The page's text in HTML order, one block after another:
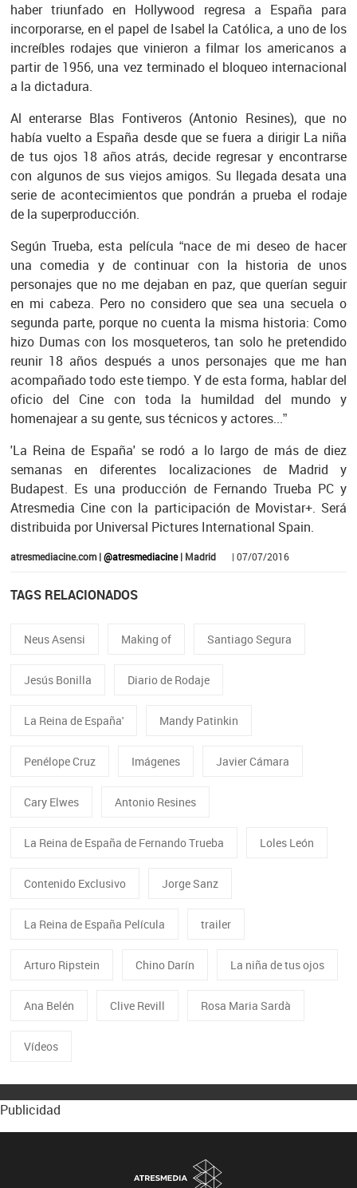
haber triunfado en Hollywood regresa a España para
incorporarse, en el papel de Isabel la Católica, a uno de los
increíbles rodajes que vinieron a filmar los americanos a
partir de 1956, una vez terminado el bloqueo internacional
a la dictadura.
Al enterarse Blas Fontiveros (Antonio Resines), que no
había vuelto a España desde que se fuera a dirigir La niña
de tus ojos 18 años atrás, decide regresar y encontrarse
con algunos de sus viejos amigos. Su llegada desata una
serie de acontecimientos que pondrán a prueba el rodaje
de la superproducción.
Según Trueba, esta película “nace de mi deseo de hacer
una comedia y de continuar con la historia de unos
personajes que no me dejaban en paz, que querían seguir
en mi cabeza. Pero no considero que sea una secuela o
segunda parte, porque no cuenta la misma historia: Como
hizo Dumas con los mosqueteros, tan solo he pretendido
reunir 18 años después a unos personajes que me han
acompañado todo este tiempo. Y de esta forma, hablar del
oficio del Cine con toda la humildad del mundo y
homenajear a su gente, sus técnicos y actores...”
'La Reina de España' se rodó a lo largo de más de diez
semanas en diferentes localizaciones de Madrid y
Budapest. Es una producción de Fernando Trueba PC y
Atresmedia Cine con la participación de Movistar+. Será
distribuida por Universal Pictures International Spain.
atresmediacine.com |@atresmediacine| Madrid | 07/07/2016
TAGS RELACIONADOS
Neus Asensi Making of Santiago Segura
Jesús Bonilla Diario de Rodaje
La Reina de España' Mandy Patinkin
Penélope Cruz Imágenes Javier Cámara
Cary Elwes Antonio Resines
La Reina de España de Fernando Trueba Loles León
Contenido Exclusivo Jorge Sanz
La Reina de España Película trailer
Arturo Ripstein Chino Darín La niña de tus ojos
Ana Belén Clive Revill Rosa Maria Sardà
Vídeos
Publicidad